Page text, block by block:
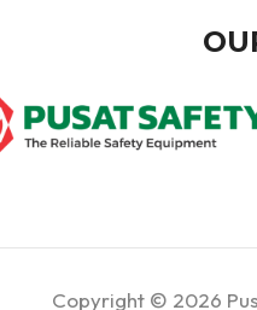
Copyright © 2026